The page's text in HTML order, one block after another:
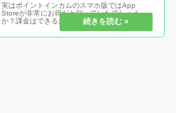
実はポイントインカムのスマホ版ではApp
Storeが非常にお得だと知っていたでしょう
か？課金はできるだけ少なく、安く済ましたい
ものですが毎月ちょっとずつでも課金をしてい
るのなら必見情報です。